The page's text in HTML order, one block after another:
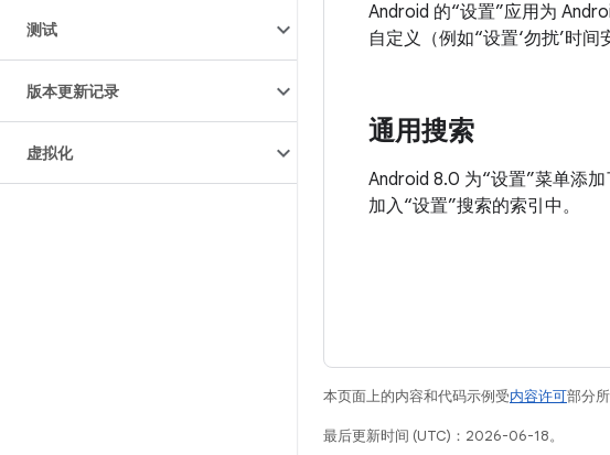
测试
版本更新记录
虚拟化
Android 的“设置”应用为
自定义（例如“设置‘勿扰’时间
通用搜索
Android 8.0 为“设置”菜单添
加入“设置”搜索的索引中。
本页面上的内容和代码示例受内容许可部分
最后更新时间 (UTC)：2026-06-18。